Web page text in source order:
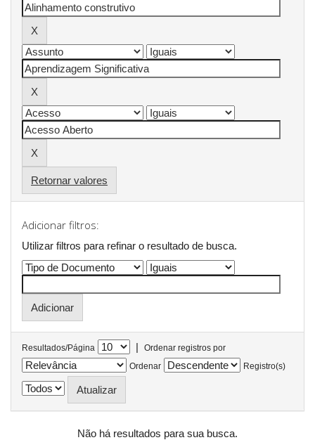
Retornar valores
Adicionar filtros:
Utilizar filtros para refinar o resultado de busca.
Resultados/Página |
Ordenar registros por
Ordenar
Registro(s)
Não há resultados para sua busca.